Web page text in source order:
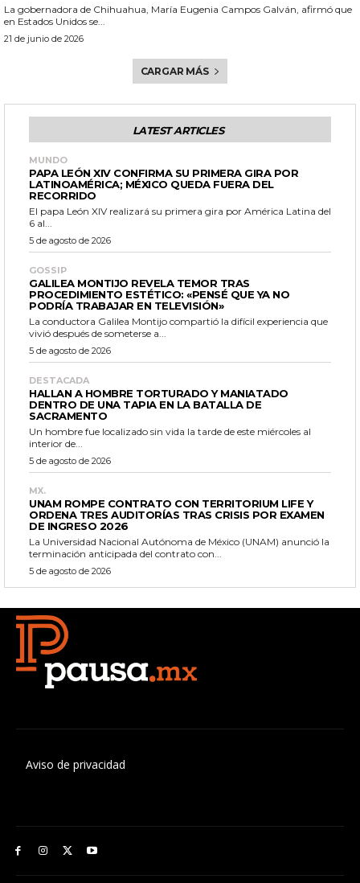
La gobernadora de Chihuahua, María Eugenia Campos Galván, afirmó que
en Estados Unidos se...
21 de junio de 2026
CARGAR MÁS
LATEST ARTICLES
MUNDO
PAPA LEÓN XIV CONFIRMA SU PRIMERA GIRA POR
LATINOAMÉRICA; MÉXICO QUEDA FUERA DEL
RECORRIDO
El papa León XIV realizará su primera gira por América Latina del
6 al...
5 de agosto de 2026
GOSSIP
GALILEA MONTIJO REVELA TEMOR TRAS
PROCEDIMIENTO ESTÉTICO: «PENSÉ QUE YA NO
PODRÍA TRABAJAR EN TELEVISIÓN»
La conductora Galilea Montijo compartió la difícil experiencia que
vivió después de someterse a...
5 de agosto de 2026
DESTACADA
HALLAN A HOMBRE TORTURADO Y MANIATADO
DENTRO DE UNA TAPIA EN LA BATALLA DE
SACRAMENTO
Un hombre fue localizado sin vida la tarde de este miércoles al
interior de...
5 de agosto de 2026
MX.
UNAM ROMPE CONTRATO CON TERRITORIUM LIFE Y
ORDENA TRES AUDITORÍAS TRAS CRISIS POR EXAMEN
DE INGRESO 2026
La Universidad Nacional Autónoma de México (UNAM) anunció la
terminación anticipada del contrato con...
5 de agosto de 2026
Aviso de privacidad